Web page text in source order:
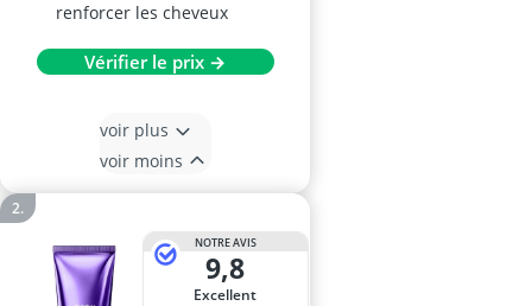
renforcer les cheveux
Vérifier le prix →
voir plus
voir moins
NOTRE AVIS
9,8
Excellent